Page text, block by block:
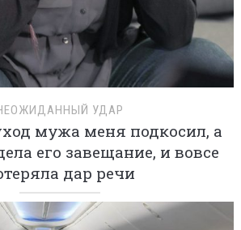
УДАР
мужа меня подкосил, а
его завещание, и вовсе
дар речи